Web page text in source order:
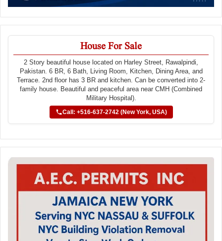
House For Sale
2 Story beautiful house located on Harley Street, Rawalpindi,
Pakistan. 6 BR, 6 Bath, Living Room, Kitchen, Dining Area, and
Terrace. 2nd floor has 3 BR and kitchen. Can be converted into 2-
family house. Beautiful and peaceful area near CMH (Combined
Military Hospital).
Call: +516-637-2742 (New York, USA)